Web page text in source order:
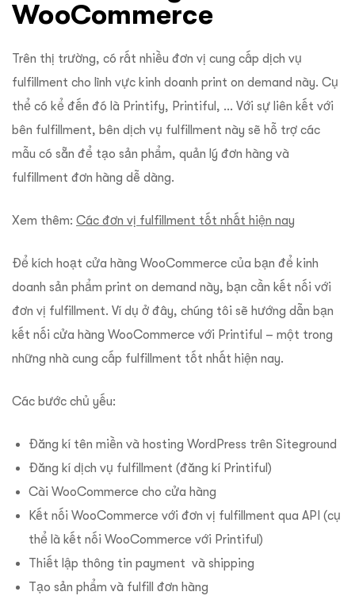
WooCommerce
Trên thị trường, có rất nhiều đơn vị cung cấp dịch vụ
fulfillment cho lĩnh vực kinh doanh print on demand này. Cụ
thể có kể đến đó là Printify, Printiful, … Với sự liên kết với
bên fulfillment, bên dịch vụ fulfillment này sẽ hỗ trợ các
mẫu có sẵn để tạo sản phẩm, quản lý đơn hàng và
fulfillment đơn hàng dễ dàng.
Xem thêm: Các đơn vị fulfillment tốt nhất hiện nay
Để kích hoạt cửa hàng WooCommerce của bạn để kinh
doanh sản phẩm print on demand này, bạn cần kết nối với
đơn vị fulfillment. Ví dụ ở đây, chúng tôi sẽ hướng dẫn bạn
kết nối cửa hàng WooCommerce với Printiful – một trong
những nhà cung cấp fulfillment tốt nhất hiện nay.
Các bước chủ yếu:
Đăng kí tên miền và hosting WordPress trên Siteground
Đăng kí dịch vụ fulfillment (đăng kí Printiful)
Cài WooCommerce cho cửa hàng
Kết nối WooCommerce với đơn vị fulfillment qua API (cụ
thể là kết nối WooCommerce với Printiful)
Thiết lập thông tin payment và shipping
Tạo sản phẩm và fulfill đơn hàng